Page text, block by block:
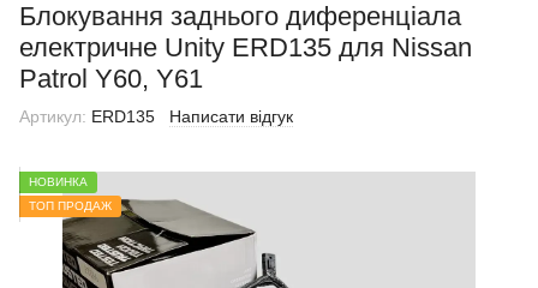
Блокування заднього диференціала
електричне Unity ERD135 для Nissan
Patrol Y60, Y61
Артикул: ERD135 Написати відгук
НОВИНКА
ТОП ПРОДАЖ